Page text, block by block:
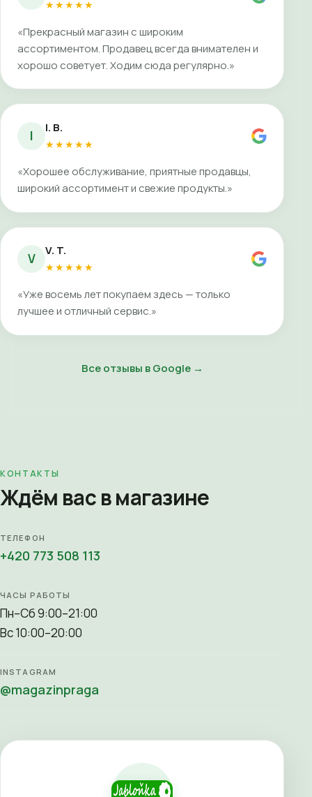
★★★★★
«Прекрасный магазин с широким
ассортиментом. Продавец всегда внимателен и
хорошо советует. Ходим сюда регулярно.»
I I. B.
★★★★★
«Хорошее обслуживание, приятные продавцы,
широкий ассортимент и свежие продукты.»
V V. T.
★★★★★
«Уже восемь лет покупаем здесь — только
лучшее и отличный сервис.»
Все отзывы в Google →
КОНТАКТЫ
Ждём вас в магазине
ТЕЛЕФОН
+420 773 508 113
ЧАСЫ РАБОТЫ
Пн–Сб 9:00–21:00
Вс 10:00–20:00
INSTAGRAM
@magazinpraga